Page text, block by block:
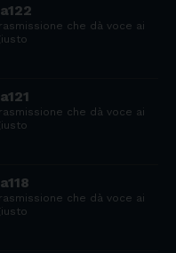
che dà voce ai
che dà voce ai
che dà voce ai